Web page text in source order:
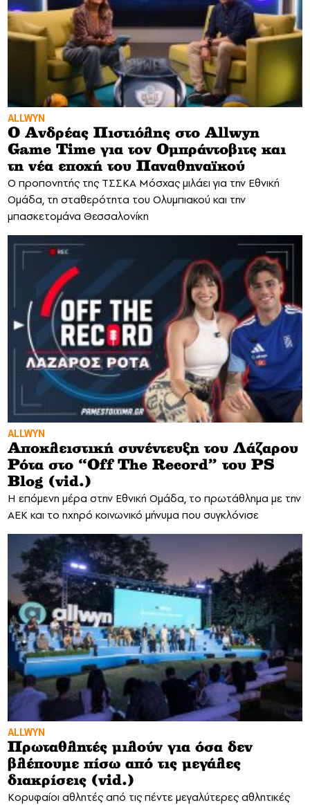
ALLWYN
Ο Ανδρέας Πιστιόλης στο Allwyn
Game Time για τον Ομπράντοβιτς και
τη νέα εποχή του Παναθηναϊκού
Ο προπονητής της ΤΣΣΚΑ Μόσχας μιλάει για την Εθνική
Ομάδα, τη σταθερότητα του Ολυμπιακού και την
μπασκετομάνα Θεσσαλονίκη
ALLWYN
Αποκλειστική συνέντευξη του Λάζαρου
Ρότα στο “Off The Record” του PS
Blog (vid.)
H επόμενη μέρα στην Εθνική Ομάδα, το πρωτάθλημα με την
ΑΕΚ και το ηχηρό κοινωνικό μήνυμα που συγκλόνισε
ALLWYN
Πρωταθλητές μιλούν για όσα δεν
βλέπουμε πίσω από τις μεγάλες
διακρίσεις (vid.)
Κορυφαίοι αθλητές από τις πέντε μεγαλύτερες αθλητικές